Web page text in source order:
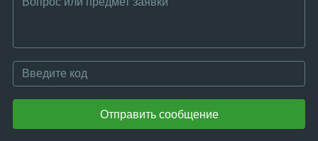
Отправить сообщение